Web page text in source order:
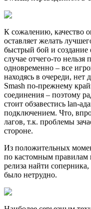
К сожалению, качество
оставляет желать
быстрый бой и создание
случае отчего-то нельзя
одновременно – все
находясь в очереди,
Smash по-прежнему
соединения – поэтому
стоит обзавестись lan-
подключением. Что,
лагов, т.к. проблемы
стороне.
Из положительных
по кастомным правилам
релиза найти
было нетрудно.